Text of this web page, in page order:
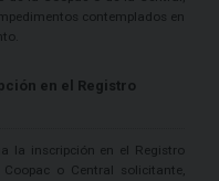
contemplados en
en el Registro
la inscripción en el Registro
o Central solicitante,